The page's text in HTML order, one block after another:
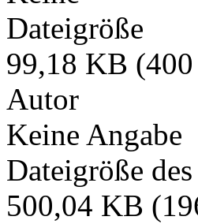
Dateigröße
99,18 KB
Autor
Keine Angabe
Dateigröße
500,04 KB